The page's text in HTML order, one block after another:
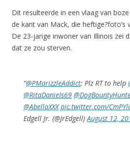
Dit resulteerde in een vlaag van
de kant van Mack, die heftige?foto’s
De 23-jarige inwoner van Illinois zei
dat ze zou sterven.
“@PMarizzleAddict: Plz RT to help
@RitaDaniels69
@AbellaXXX pic.twitter.com/
Edgell Jr. (@JrEdgell)August 12,